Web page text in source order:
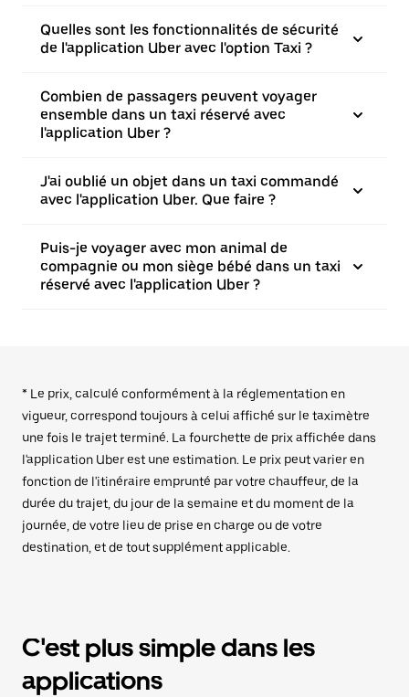
Quelles sont les fonctionnalités de sécurité
de l'application Uber avec l'option Taxi ?
Combien de passagers peuvent voyager
ensemble dans un taxi réservé avec
l'application Uber ?
J'ai oublié un objet dans un taxi commandé
avec l'application Uber. Que faire ?
Puis-je voyager avec mon animal de
compagnie ou mon siège bébé dans un taxi
réservé avec l'application Uber ?
* Le prix, calculé conformément à la réglementation en
vigueur, correspond toujours à celui affiché sur le taximètre
une fois le trajet terminé. La fourchette de prix affichée dans
l'application Uber est une estimation. Le prix peut varier en
fonction de l'itinéraire emprunté par votre chauffeur, de la
durée du trajet, du jour de la semaine et du moment de la
journée, de votre lieu de prise en charge ou de votre
destination, et de tout supplément applicable.
C'est plus simple dans les
applications